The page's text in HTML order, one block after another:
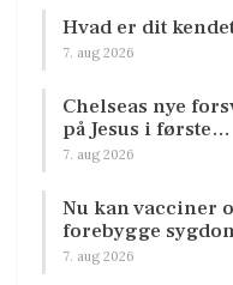
Hvad er dit
7. aug 2026
Chelseas nye
på Jesus i første…
7. aug 2026
Nu kan vacciner
forebygge
7. aug 2026